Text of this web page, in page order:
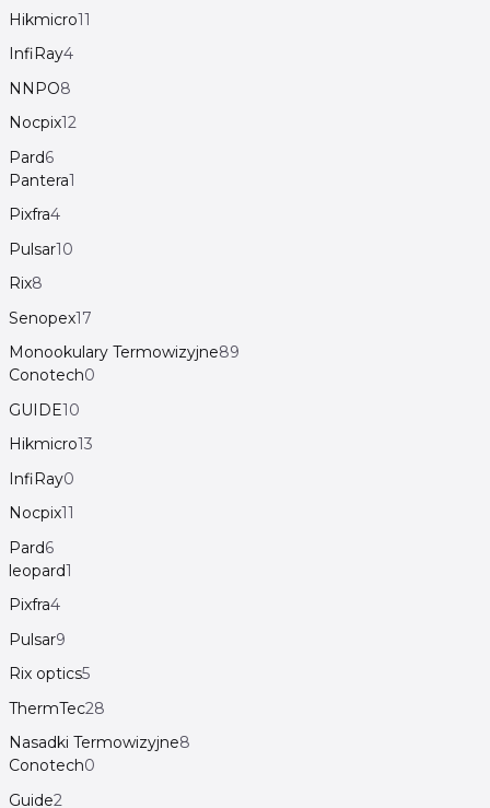
Hikmicro11
InfiRay4
NNPO8
Nocpix12
Pard6
Pantera1
Pixfra4
Pulsar10
Rix8
Senopex17
Monookulary Termowizyjne89
Conotech0
GUIDE10
Hikmicro13
InfiRay0
Nocpix11
Pard6
leopard1
Pixfra4
Pulsar9
Rix optics5
ThermTec28
Nasadki Termowizyjne8
Conotech0
Guide2